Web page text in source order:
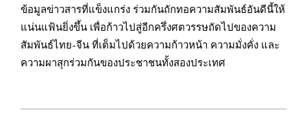
ข้อมูลข่าวสารที่แข็งแกร่ง ร่วมกันถักทอความสัมพันธ์อันดีนี้ให้
แน่นแฟ้นยิ่งขึ้น เพื่อก้าวไปสู่อีกครึ่งศตวรรษถัดไปของความ
สัมพันธ์ไทย-จีน ที่เต็มไปด้วยความก้าวหน้า ความมั่งคั่ง และ
ความผาสุกร่วมกันของประชาชนทั้งสองประเทศ